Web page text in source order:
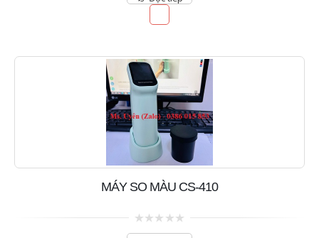
MÁY SO MÀU CS-410
0